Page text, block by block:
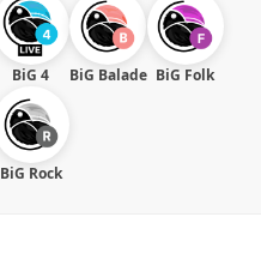
BiG 4 BiG Balade BiG Folk
BiG Rock